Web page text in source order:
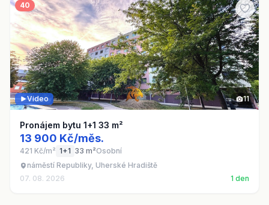
40
11
Video
Pronájem bytu 1+1 33 m²
13 900 Kč/měs.
421 Kč/m² 1+1 33 m²Osobní
náměstí Republiky, Uherské Hradiště
07. 08. 2026
1 den